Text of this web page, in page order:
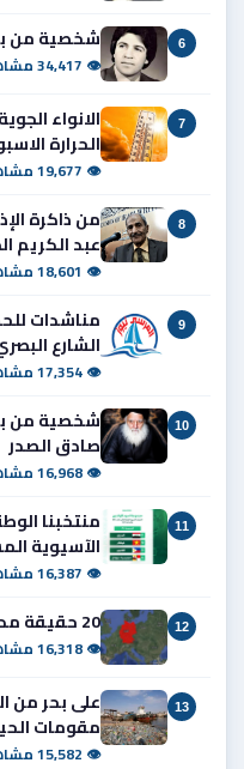
6 شخصية من
👁 34,417 مشاهدة
7
الانواء
الحرارة
👁 19,677 مشاهدة
8
من ذاكرة
عبد الكريم
👁 18,601 مشاهدة
9
مناشدات
الشارع
👁 17,354 مشاهدة
10
شخصية من
صادق الصدر
👁 16,968 مشاهدة
11
الآسيوية
👁 16,387 مشاهدة
12 20 حقيقة مدهشة عن احد البلدان الاوربية
👁 16,318 مشاهدة
13
على بحر من
مقومات
👁 15,582 مشاهدة